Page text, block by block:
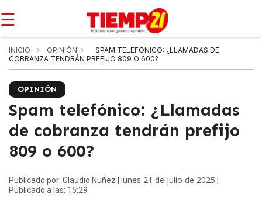
☰
INICIO OPINIÓN
SPAM TELEFÓNICO: ¿LLAMADAS DE
COBRANZA TENDRÁN PREFIJO 809 O 600?
OPINIÓN
Spam telefónico: ¿Llamadas
de cobranza tendrán prefijo
809 o 600?
Publicado por: Claudio Nuñez | lunes 21 de julio de 2025
Publicado a las: 15:29